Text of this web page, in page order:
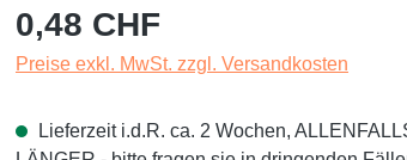
Regulärer Preis:
0,48 CHF
Preise exkl. MwSt. zzgl. Versandkosten
Lieferzeit i.d.R. ca. 2 Wochen,